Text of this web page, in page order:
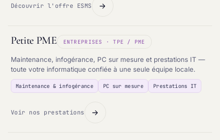
Découvrir l'offre ESMS
Petite PME ENTREPRISES · TPE / PME
Maintenance, infogérance, PC sur mesure et prestations IT —
toute votre informatique confiée à une seule équipe locale.
Maintenance & infogérance PC sur mesure Prestations IT
Voir nos prestations